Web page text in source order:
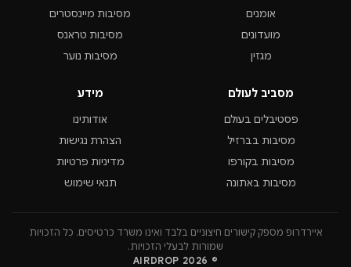
אומנים
מועדונים
מגזין
מסיבות מיינסטרים
מסיבות טראנס
מסיבות נוער
מסביב לעולם
פסטיבלים בעולם
מסיבות בברזיל
מסיבות בקורפו
מסיבות באתונה
מידע
אודותינו
הצהרת נגישות
מדיניות פרטיות
תנאי שימוש
איירדרופ מספק קישורים חיצוניים בלבד ואינו משרד כרטיסים. כל הזכויות
שמורות לבעלי הזכויות.
© 2026 AIRDROP